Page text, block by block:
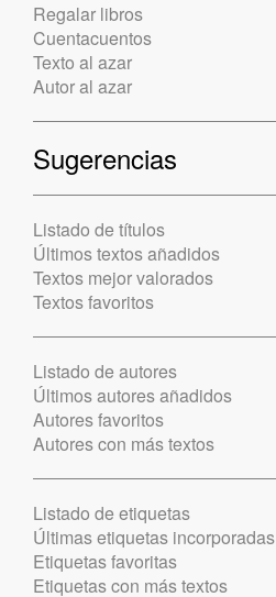
Regalar libros
Cuentacuentos
Texto al azar
Autor al azar
Sugerencias
Listado de títulos
Últimos textos añadidos
Textos mejor valorados
Textos favoritos
Listado de autores
Últimos autores añadidos
Autores favoritos
Autores con más textos
Listado de etiquetas
Últimas etiquetas incorporadas
Etiquetas favoritas
Etiquetas con más textos